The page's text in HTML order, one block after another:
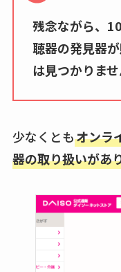
残念ながら、
聴器の発見器
は見つかりませ
少なくともオンラ
器の取り扱いがあ